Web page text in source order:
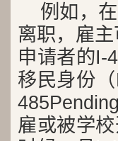
例如，
离职，雇
申请者的I-
移民身份
雇或被学